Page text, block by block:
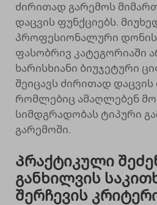
ძირითად გარემოს
დაცვის ფუნქციებს.
პროფესიონალური დონის
ფასობრივ კატეგორიაში
ხარისხიანი ბიუჯეტური
შეიცავს ძირითად დაცვის
რომლებიც ამაღლებენ
სიმდგრადობას ტიპური
გარემოში.
Პრაქტიკული
განხილვის
შერჩევის